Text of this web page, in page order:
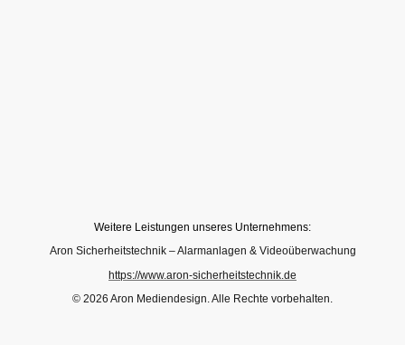
Weitere Leistungen unseres Unternehmens:
Aron Sicherheitstechnik – Alarmanlagen & Videoüberwachung
https://www.aron-sicherheitstechnik.de
© 2026 Aron Mediendesign. Alle Rechte vorbehalten.